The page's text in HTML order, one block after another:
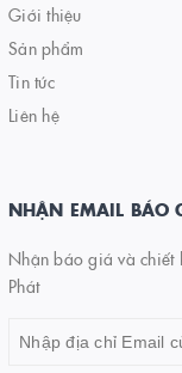
Giới thiệu
Sản phẩm
Tin tức
Liên hệ
NHẬN EMAIL BÁO
Nhận báo giá và chiết
Phát